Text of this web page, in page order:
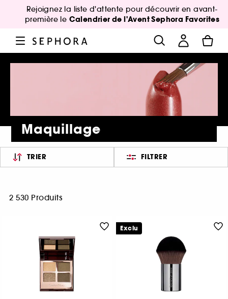
Rejoignez la liste d'attente pour découvrir en avant-
première le Calendrier de l'Avent Sephora Favorites
Maquillage
TRIER FILTRER
2 530 Produits
Exclu